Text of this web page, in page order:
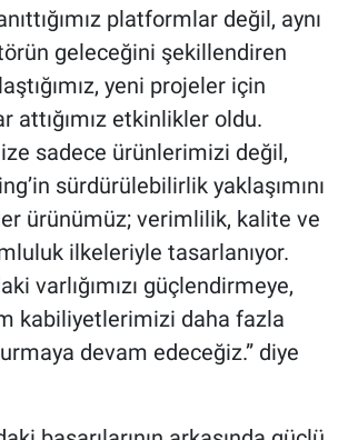
platformlar değil, aynı
geleceğini şekillendiren
yeni projeler için
attığımız etkinlikler oldu.
sadece ürünlerimizi değil,
sürdürülebilirlik yaklaşımını
ürünümüz; verimlilik, kalite ve
ilkeleriyle tasarlanıyor.
varlığımızı güçlendirmeye,
kabiliyetlerimizi daha fazla
devam edeceğiz.” diye